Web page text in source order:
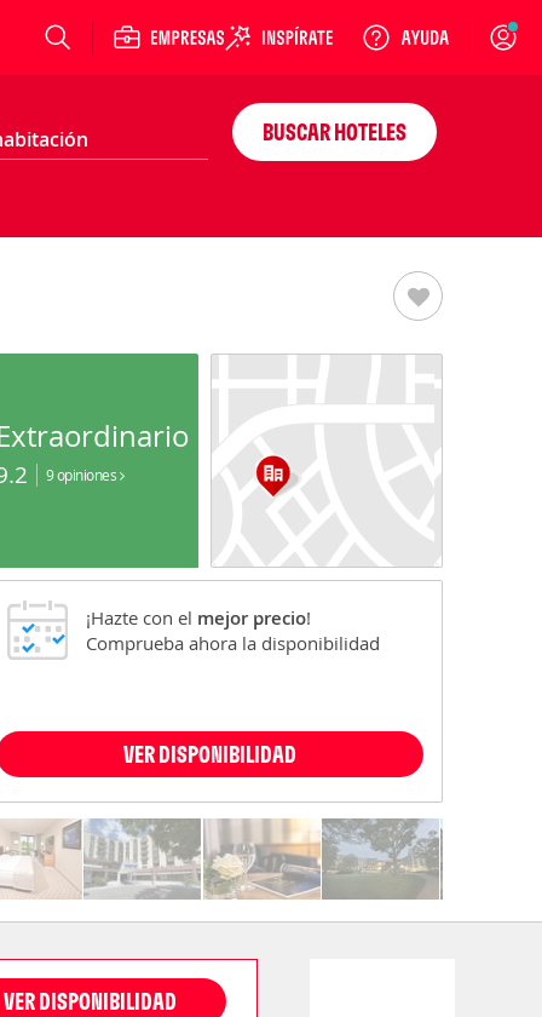
Login
BUSCAR HOTELES
9 opiniones
¡Hazte con el mejor precio!
Comprueba ahora la disponibilidad
VER DISPONIBILIDAD
VER DISPONIBILIDAD